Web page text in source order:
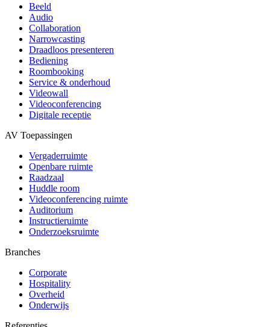
Beeld
Audio
Collaboration
Narrowcasting
Draadloos presenteren
Bediening
Roombooking
Service & onderhoud
Videowall
Videoconferencing
Digitale receptie
AV Toepassingen
Vergaderruimte
Openbare ruimte
Raadzaal
Huddle room
Videoconferencing ruimte
Auditorium
Instructieruimte
Onderzoeksruimte
Branches
Corporate
Hospitality
Overheid
Onderwijs